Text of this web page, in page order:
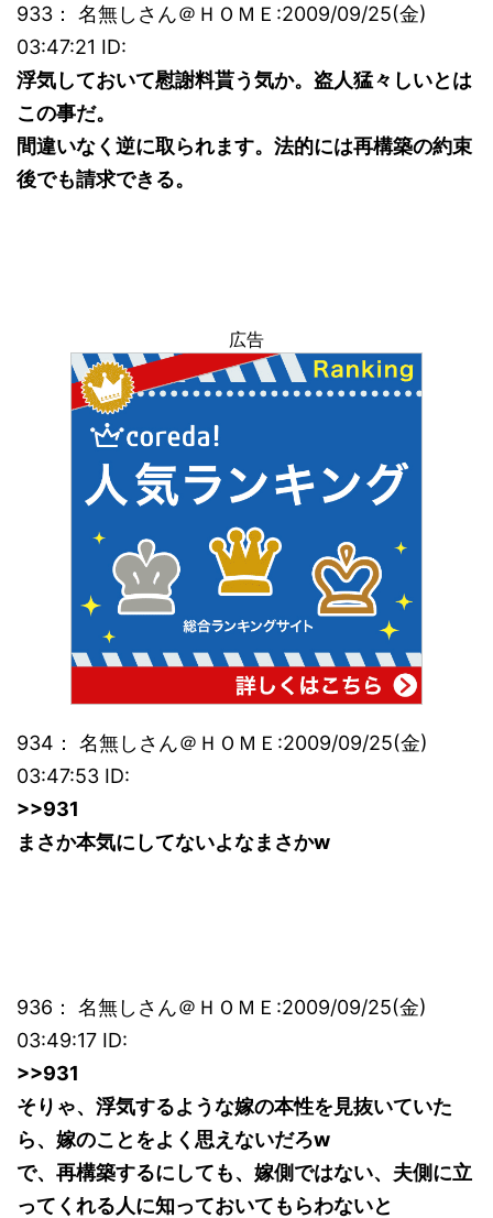
933： 名無しさん＠ＨＯＭＥ:2009/09/25(金)
03:47:21 ID:
浮気しておいて慰謝料貰う気か。盗人猛々しいとは
この事だ。
間違いなく逆に取られます。法的には再構築の約束
後でも請求できる。
広告
934： 名無しさん＠ＨＯＭＥ:2009/09/25(金)
03:47:53 ID:
>>931
まさか本気にしてないよなまさかw
936： 名無しさん＠ＨＯＭＥ:2009/09/25(金)
03:49:17 ID:
>>931
そりゃ、浮気するような嫁の本性を見抜いていた
ら、嫁のことをよく思えないだろw
で、再構築するにしても、嫁側ではない、夫側に立
ってくれる人に知っておいてもらわないと